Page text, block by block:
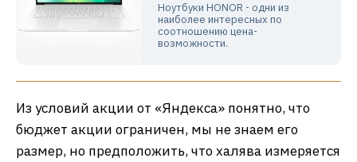
Ноутбуки HONOR - одни из
наиболее интересных по
соотношению цена-
возможности.
Из условий акции от «Яндекса» понятно, что
бюджет акции ограничен, мы не знаем его
размер, но предположить, что халява измеряется